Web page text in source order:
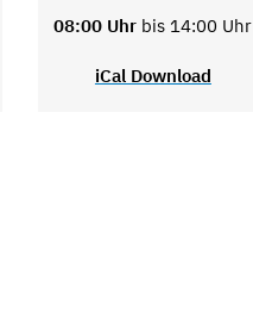
08:00 Uhr bis 14:00 Uhr
iCal Download